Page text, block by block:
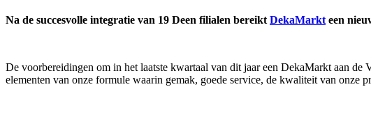
Na de succesvolle integratie van 19 Deen filialen bereikt DekaMarkt een
De voorbereidingen om in het laatste kwartaal van dit jaar een DekaMarkt aan
elementen van onze formule waarin gemak, goede service, de kwaliteit van onze